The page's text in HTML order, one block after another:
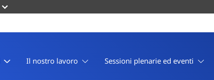
Il nostro lavoro Sessioni plenarie ed eventi